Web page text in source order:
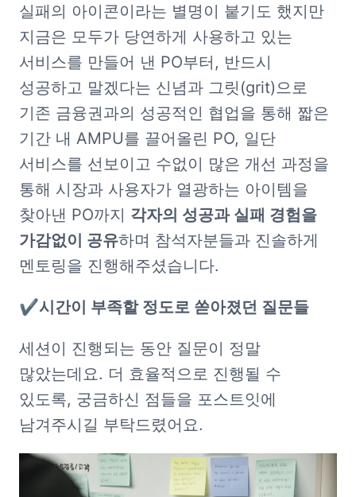
실패의 아이콘이라는 별명이 붙기도 했지만
지금은 모두가 당연하게 사용하고 있는
서비스를 만들어 낸 PO부터, 반드시
성공하고 말겠다는 신념과 그릿(grit)으로
기존 금융권과의 성공적인 협업을 통해 짧은
기간 내 AMPU를 끌어올린 PO, 일단
서비스를 선보이고 수없이 많은 개선 과정을
통해 시장과 사용자가 열광하는 아이템을
찾아낸 PO까지 각자의 성공과 실패 경험을
가감없이 공유하며 참석자분들과 진솔하게
멘토링을 진행해주셨습니다.
✔️시간이 부족할 정도로 쏟아졌던 질문들
세션이 진행되는 동안 질문이 정말
많았는데요. 더 효율적으로 진행될 수
있도록, 궁금하신 점들을 포스트잇에
남겨주시길 부탁드렸어요.